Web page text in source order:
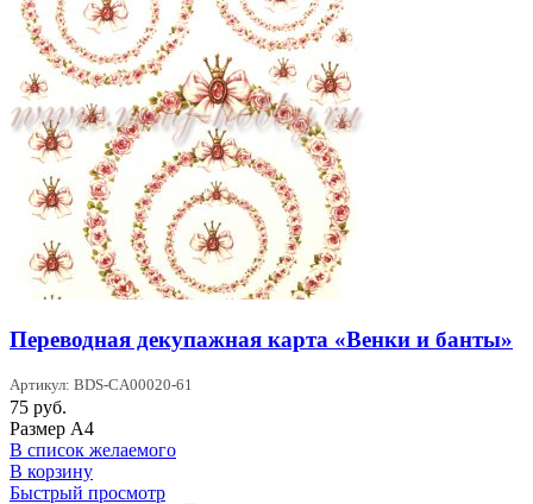
Переводная декупажная карта «Венки и банты»
Артикул: BDS-CA00020-61
75 руб.
Размер А4
В список желаемого
В корзину
Быстрый просмотр